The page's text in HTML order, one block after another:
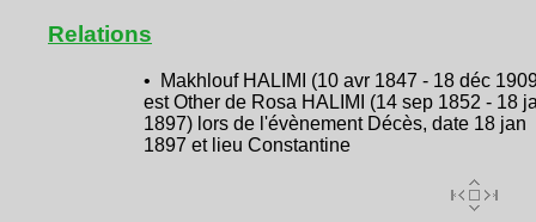
Relations
• Makhlouf HALIMI (10 avr 1847 - 18 déc
est Other de Rosa HALIMI (14 sep 1852 - 18
1897) lors de l'évènement Décès, date 18 jan
1897 et lieu Constantine